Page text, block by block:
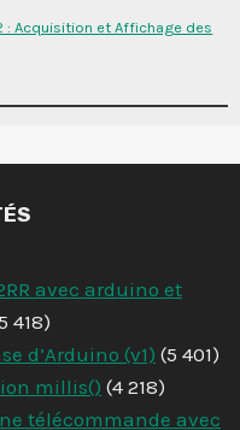
: Acquisition et Affichage des
avec arduino et
418)
d’Arduino (v1) (5 401)
millis() (4 218)
télécommande avec